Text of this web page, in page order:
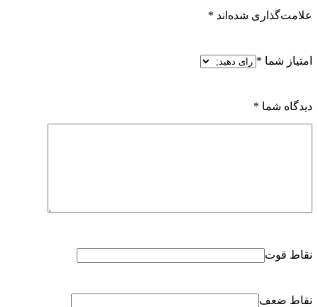
علامت‌گذاری شده‌اند *
امتیاز شما *
دیدگاه شما *
نقاط قوت
نقاط ضعف